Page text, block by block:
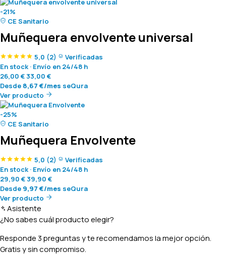
-21%
CE Sanitario
Muñequera envolvente universal
5,0 (2)
Verificadas
En stock · Envío en 24/48 h
26,00 €33,00 €
Desde 8,67 €/mes seQura
Ver producto
-25%
CE Sanitario
Muñequera Envolvente
5,0 (2)
Verificadas
En stock · Envío en 24/48 h
29,90 €39,90 €
Desde 9,97 €/mes seQura
Ver producto
Asistente
¿No sabes cuál producto elegir?
Responde 3 preguntas y te recomendamos la mejor opción.
Gratis y sin compromiso.